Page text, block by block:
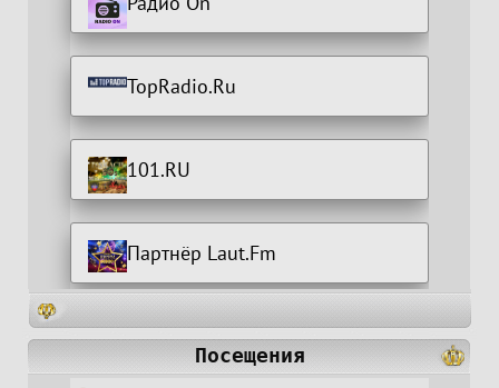
TopRadio.Ru
101.RU
Партнёр Laut.Fm
Посещения